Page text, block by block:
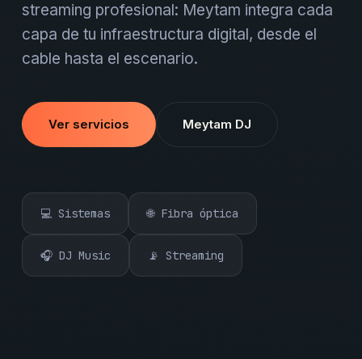
streaming profesional: Meytam integra cada
capa de tu infraestructura digital, desde el
cable hasta el escenario.
Ver servicios Meytam DJ
💻 Sistemas 🌐 Fibra óptica
🎧 DJ Music 📡 Streaming